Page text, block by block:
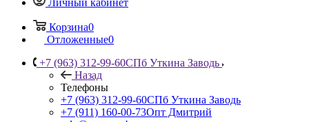
Личный кабинет
Корзина0
Отложенные0
+7 (963) 312-99-60СПб Уткина Заводь
Назад
Телефоны
+7 (963) 312-99-60СПб Уткина Заводь
+7 (911) 160-00-73Опт Дмитрий